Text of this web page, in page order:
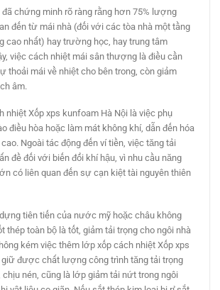
chứng minh rõ ràng rằng hơn 75% lượng
đến từ mái nhà (đối với các tòa nhà một tầng
cao nhất) hay trường học, hay trung tâm
việc cách nhiệt mái sân thượng là điều cần
thoải mái về nhiệt cho bên trong, còn giảm
âm.
nhiệt Xốp xps kunfoam Hà Nội là việc phụ
điều hòa hoặc làm mát không khí, dẫn đến hóa
Ngoài tác động đến ví tiền, việc tăng tải
đề đối với biến đổi khí hậu, vì nhu cầu năng
có liên quan đến sự cạn kiệt tài nguyên thiên
tiên tiến của nước mỹ hoặc châu không
thép toàn bộ là tốt, giảm tải trọng cho ngôi nhà
kém việc thêm lớp xốp cách nhiệt Xốp xps
giữ được chất lượng công trình tăng tải trọng
chịu nén, cũng là lớp giảm tải nứt trong ngôi